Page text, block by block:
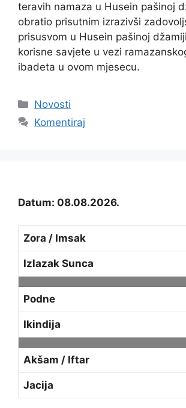
teravih namaza u Husein pašinoj
obratio prisutnim izrazivši
prisusvom u Husein pašinoj
korisne savjete u vezi
ibadeta u ovom mjesecu.
Kategorije
Novosti
Komentiraj
Datum: 08.08.2026.
Zora / Imsak
Izlazak Sunca
Podne
Ikindija
Akšam / Iftar
Jacija